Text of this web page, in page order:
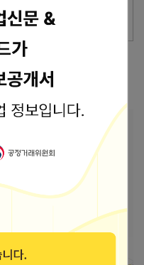
가기 >
개서 열람
44 대구광역시 중구 동성로
TANG